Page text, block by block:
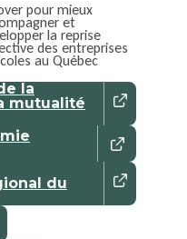
pour mieux
et
la reprise
des entreprises
au Québec
la
mutualité
du